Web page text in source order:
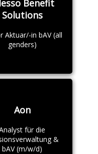
Benefit
Solutions
Aktuar/-in bAV (all
genders)
Aon
für die
&
bAV (m/w/d)